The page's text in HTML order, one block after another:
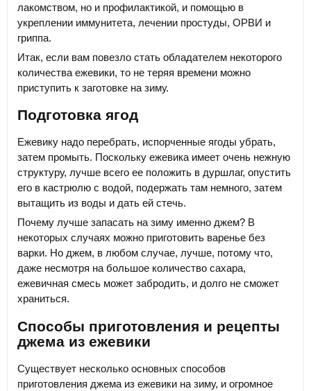
лакомством, но и профилактикой, и помощью в
укреплении иммунитета, лечении простуды, ОРВИ и
гриппа.
Итак, если вам повезло стать обладателем некоторого
количества ежевики, то не теряя времени можно
приступить к заготовке на зиму.
Подготовка ягод
Ежевику надо перебрать, испорченные ягоды убрать,
затем промыть. Поскольку ежевика имеет очень нежную
структуру, лучше всего ее положить в дуршлаг, опустить
его в кастрюлю с водой, подержать там немного, затем
вытащить из воды и дать ей стечь.
Почему лучше запасать на зиму именно джем? В
некоторых случаях можно приготовить варенье без
варки. Но джем, в любом случае, лучше, потому что,
даже несмотря на большое количество сахара,
ежевичная смесь может забродить, и долго не сможет
храниться.
Способы приготовления и рецепты
джема из ежевики
Существует несколько основных способов
приготовления джема из ежевики на зиму, и огромное